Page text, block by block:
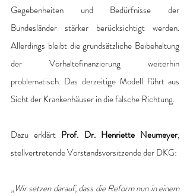
Gegebenheiten und Bedürfnisse der
Bundesländer stärker berücksichtigt werden.
Allerdings bleibt die grundsätzliche Beibehaltung
der Vorhaltefinanzierung weiterhin
problematisch. Das derzeitige Modell führt aus
Sicht der Krankenhäuser in die falsche Richtung.
Dazu erklärt Prof. Dr. Henriette Neumeyer,
stellvertretende Vorstandsvorsitzende der DKG:
„Wir setzen darauf, dass die Reform nun in einem